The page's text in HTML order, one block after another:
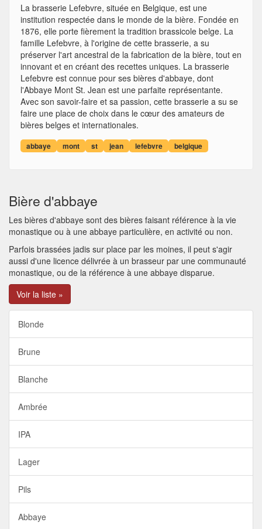
La brasserie Lefebvre, située en Belgique, est une
institution respectée dans le monde de la bière. Fondée en
1876, elle porte fièrement la tradition brassicole belge. La
famille Lefebvre, à l'origine de cette brasserie, a su
préserver l'art ancestral de la fabrication de la bière, tout en
innovant et en créant des recettes uniques. La brasserie
Lefebvre est connue pour ses bières d'abbaye, dont
l'Abbaye Mont St. Jean est une parfaite représentante.
Avec son savoir-faire et sa passion, cette brasserie a su se
faire une place de choix dans le cœur des amateurs de
bières belges et internationales.
abbaye mont st jean lefebvre belgique
Bière d'abbaye
Les bières d'abbaye sont des bières faisant référence à la vie
monastique ou à une abbaye particulière, en activité ou non.
Parfois brassées jadis sur place par les moines, il peut s'agir
aussi d'une licence délivrée à un brasseur par une communauté
monastique, ou de la référence à une abbaye disparue.
Voir la liste »
Blonde
Brune
Blanche
Ambrée
IPA
Lager
Pils
Abbaye